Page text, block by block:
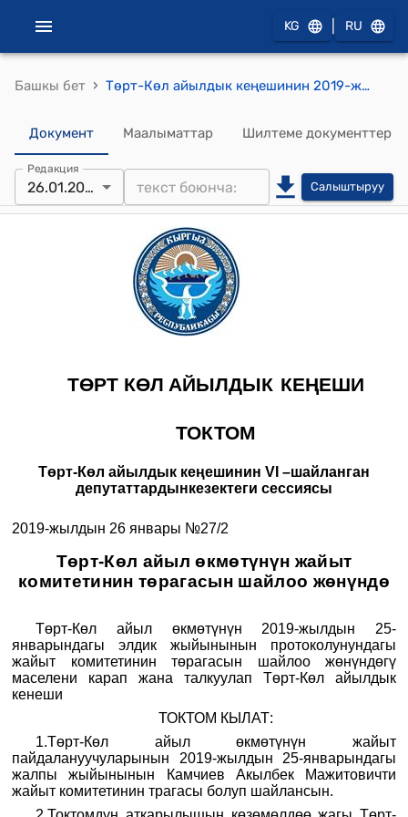
KG RU
Башкы бет › Төрт-Көл айылдык кеңешинин 2019-жылдын 26 январындагы №27/2 "Төрт-Көл айыл өкмөтүнүн жайыт комитетинин төрагасын шайлоо жөнүндө"токтому
Документ Маалыматтар Шилтеме документтер
Редакция
26.01.2019 Салыштыруу